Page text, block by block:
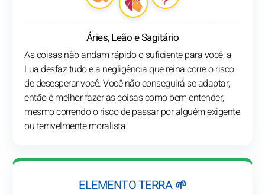
Áries, Leão e Sagitário
As coisas não andam rápido o suficiente para você; a
Lua desfaz tudo e a negligência que reina corre o risco
de desesperar você. Você não conseguirá se adaptar,
então é melhor fazer as coisas como bem entender,
mesmo correndo o risco de passar por alguém exigente
ou terrivelmente moralista.
ELEMENTO TERRA 🌱